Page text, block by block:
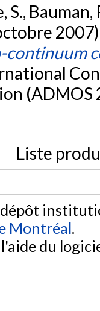
Bauman,
(ADMOS
Liste
Montréal.
du